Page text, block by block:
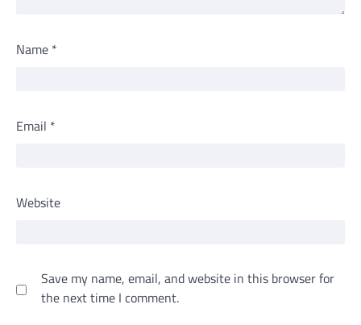
Name *
Email *
Website
Save my name, email, and website in this browser for
the next time I comment.